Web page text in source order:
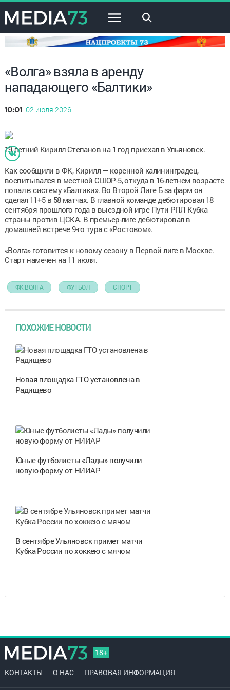
×
«Волга» взяла в аренду
нападающего «Балтики»
10:01 02 июля 2026
19-летний Кирилл Степанов на 1 год приехал в Ульяновск.
Как сообщили в ФК, Кирилл — коренной калининградец,
воспитывался в местной СШОР-5, откуда в 16-летнем возрасте
попал в систему «Балтики». Во Второй Лиге Б за фарм он
сделал 11+5 в 58 матчах. В главной команде дебютировал 18
сентября прошлого года в выездной игре Пути РПЛ Кубка
страны против ЦСКА. В премьер-лиге дебютировал в
домашней встрече 9-го тура с «Ростовом».
«Волга» готовится к новому сезону в Первой лиге в Москве.
Старт намечен на 11 июля.
ФК ВОЛГА ФУТБОЛ СПОРТ
ПОХОЖИЕ НОВОСТИ
Новая площадка ГТО установлена в
Радищево
Юные футболисты «Лады» получили
новую форму от НИИАР
В сентябре Ульяновск примет матчи
Кубка России по хоккею с мячом
18+
КОНТАКТЫ О НАС ПРАВОВАЯ ИНФОРМАЦИЯ